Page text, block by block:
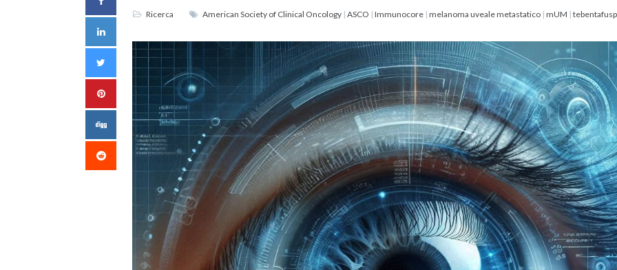
Ricerca American Society of Clinical Oncology | ASCO | Immunocore | melanoma uveale metastatico | mUM | tebentafusp